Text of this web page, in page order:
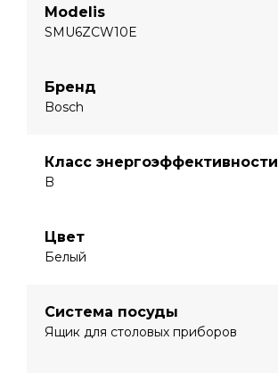
Modelis
SMU6ZCW10E
Бренд
Bosch
Класс энергоэффективности
B
Цвет
Белый
Система посуды
Ящик для столовых приборов